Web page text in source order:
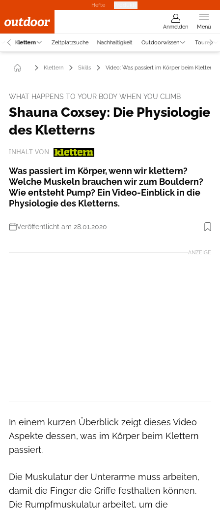
Hefte
Anmelden Menü
Klettern Zeltplatzsuche Nachhaltigkeit Outdoorwissen Touren
Klettern Skills Video: Was passiert im Körper beim Klettern?
WHAT HAPPENS TO YOUR BODY WHEN YOU CLIMB
Shauna Coxsey: Die Physiologie
des Kletterns
INHALT VON
Was passiert im Körper, wenn wir klettern?
Welche Muskeln brauchen wir zum Bouldern?
Wie entsteht Pump? Ein Video-Einblick in die
Physiologie des Kletterns.
Veröffentlicht am 28.01.2020
Foto: Red Bull
ANZEIGE
In einem kurzen Überblick zeigt dieses Video
Aspekte dessen, was im Körper beim Klettern
passiert.
Die Muskulatur der Unterarme muss arbeiten,
damit die Finger die Griffe festhalten können.
Die Rumpfmuskulatur arbeitet, um die